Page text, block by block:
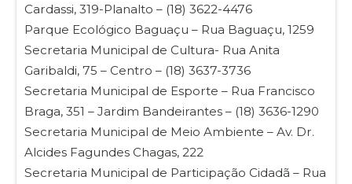
Cardassi, 319-Planalto – (18) 3622-4476
Parque Ecológico Baguaçu – Rua Baguaçu, 1259
Secretaria Municipal de Cultura- Rua Anita
Garibaldi, 75 – Centro – (18) 3637-3736
Secretaria Municipal de Esporte – Rua Francisco
Braga, 351 – Jardim Bandeirantes – (18) 3636-1290
Secretaria Municipal de Meio Ambiente – Av. Dr.
Alcides Fagundes Chagas, 222
Secretaria Municipal de Participação Cidadã – Rua